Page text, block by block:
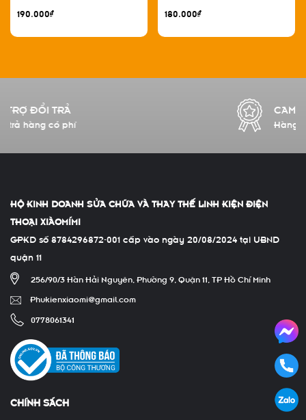
190.000₫
không viền đen bộ 2 miếng
180.000₫
CAM KẾT CHẤT LƯỢNG
Hàng chính hãng 100%
HỘ KINH DOANH SỬA CHỮA VÀ THAY THẾ LINH KIỆN ĐIỆN
THOẠI XIÀOMÍMI
GPKD số 8784296872-001 cấp vào ngày 20/08/2024 tại UBND
quận 11
256/90/3 Hàn Hải Nguyên, Phường 9, Quận 11, TP Hồ Chí Minh
Phukienxiaomi@gmail.com
0778061341
CHÍNH SÁCH